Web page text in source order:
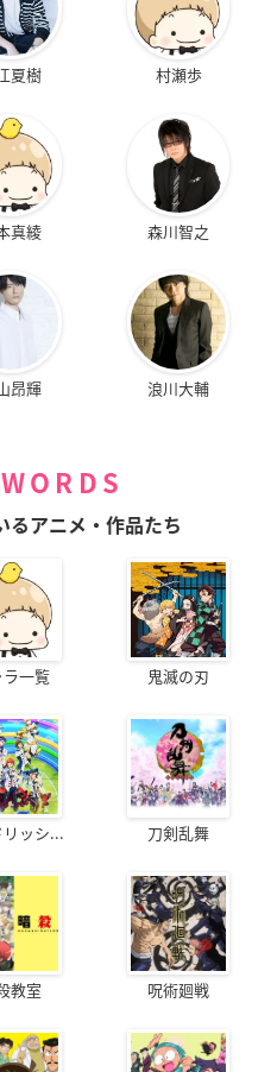
夏樹 村瀬歩
真綾 森川智之
昂輝 浪川大輔
るアニメ・作品たち
一覧 鬼滅の刃
リッシ... 刀剣乱舞
教室 呪術廻戦